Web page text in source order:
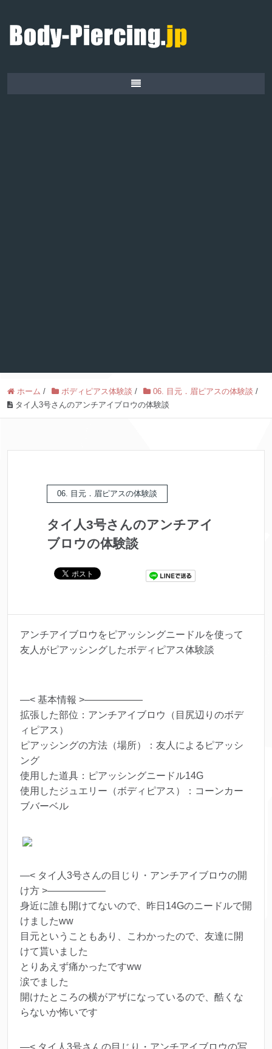
ホーム / ボディピアス体験談 / 06. 目元．眉ピアスの体験談 /
タイ人3号さんのアンチアイブロウの体験談
06. 目元．眉ピアスの体験談
タイ人3号さんのアンチアイ
ブロウの体験談
アンチアイブロウをピアッシングニードルを使って
友人がピアッシングしたボディピアス体験談
—< 基本情報 >——————
拡張した部位：アンチアイブロウ（目尻辺りのボデ
ィピアス）
ピアッシングの方法（場所）：友人によるピアッシ
ング
使用した道具：ピアッシングニードル14G
使用したジュエリー（ボディピアス）：コーンカー
ブバーベル
—< タイ人3号さんの目じり・アンチアイブロウの開
け方 >——————
身近に誰も開けてないので、昨日14Gのニードルで開
けましたww
目元ということもあり、こわかったので、友達に開
けて貰いました
とりあえず痛かったですww
涙でました
開けたところの横がアザになっているので、酷くな
らないか怖いです
—< タイ人3号さんの目じり・アンチアイブロウの写